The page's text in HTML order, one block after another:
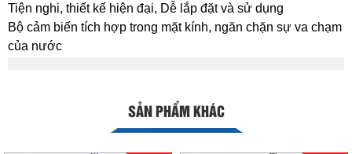
Tiện nghi, thiết kế hiện đại, Dễ lắp đặt và sử dụng
Bộ cảm biến tích hợp trong mặt kính, ngăn chặn sự va chạm
của nước
SẢN PHẨM KHÁC